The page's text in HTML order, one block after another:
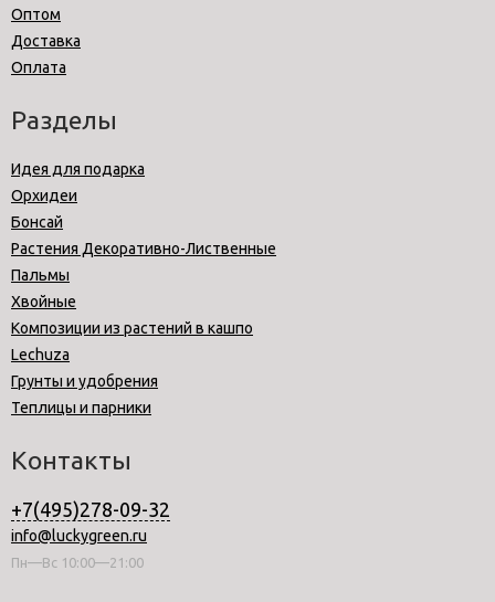
Оптом
Доставка
Оплата
Разделы
Идея для подарка
Орхидеи
Бонсай
Растения Декоративно-Лиственные
Пальмы
Хвойные
Композиции из растений в кашпо
Lechuza
Грунты и удобрения
Теплицы и парники
Контакты
+7(495)278-09-32
info@luckygreen.ru
Пн—Вс 10:00—21:00